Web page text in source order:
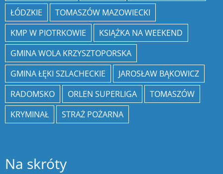
ŁÓDZKIE
TOMASZÓW MAZOWIECKI
KMP W PIOTRKOWIE
KSIĄŻKA NA WEEKEND
GMINA WOLA KRZYSZTOPORSKA
GMINA ŁĘKI SZLACHECKIE
JAROSŁAW BĄKOWICZ
RADOMSKO
ORLEN SUPERLIGA
TOMASZÓW
KRYMINAŁ
STRAŻ POŻARNA
Na skróty